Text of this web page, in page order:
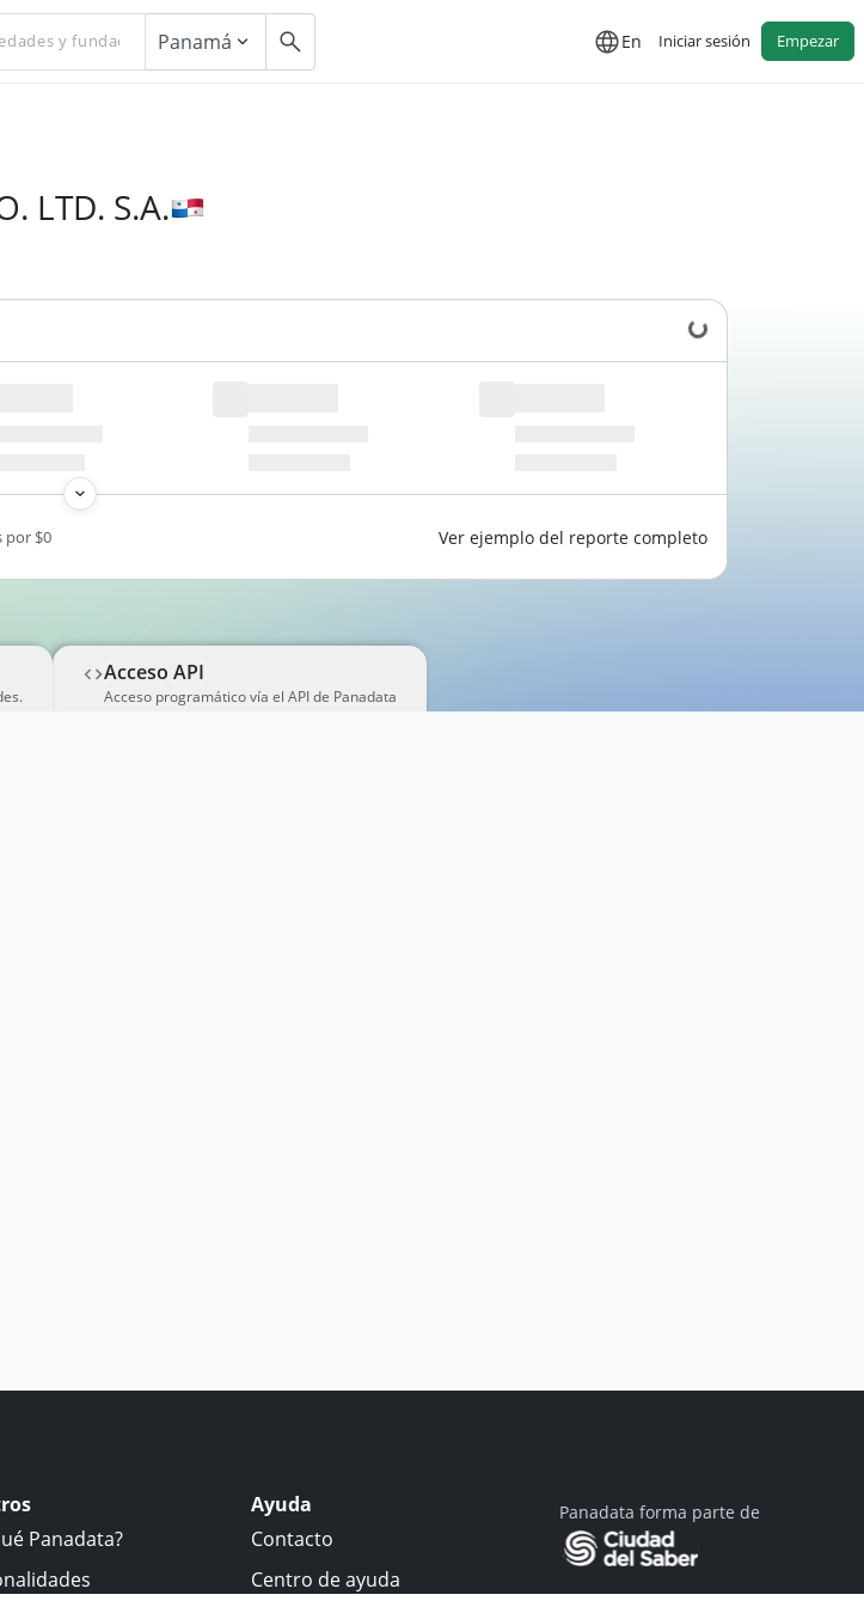
Panamá En Iniciar sesión Empezar
LTD. S.A.
Cargando datos...
por $0 Ver ejemplo del reporte completo
Acceso API
Acceso programático vía el API de Panadata
Panadata?
Ayuda
Contacto
Centro de ayuda
Panadata forma parte de